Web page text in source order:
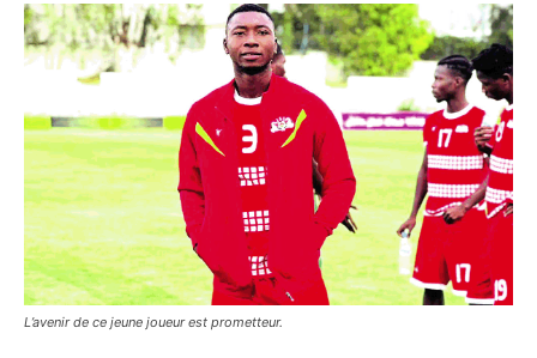
L’avenir de ce jeune joueur est prometteur.